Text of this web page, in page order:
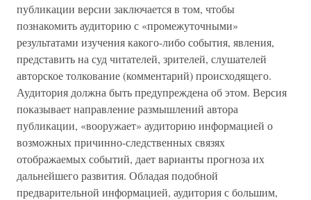
публикации версии заключается в том, чтобы
познакомить аудиторию с «промежуточными»
результатами изучения какого-либо события, явления,
представить на суд читателей, зрителей, слушателей
авторское толкование (комментарий) происходящего.
Аудитория должна быть предупреждена об этом. Версия
показывает направление размышлений автора
публикации, «вооружает» аудиторию информацией о
возможных причинно-следственных связях
отображаемых событий, дает варианты прогноза их
дальнейшего развития. Обладая подобной
предварительной информацией, аудитория с большим,